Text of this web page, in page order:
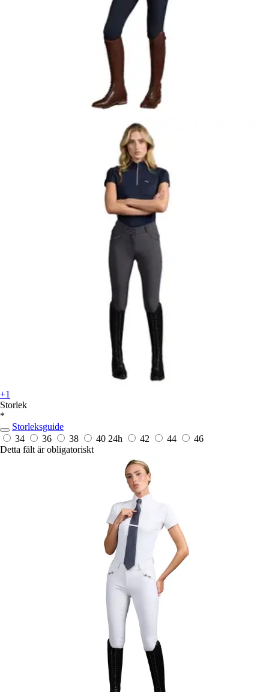
+1
Storlek
*
Storleksguide
34
36 38 40 24h 42 44
46
Detta fält är obligatoriskt